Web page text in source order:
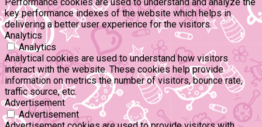
key performance indexes of the website which helps in
delivering a better user experience for the visitors.
Analytics
Analytics
Analytical cookies are used to understand how visitors
interact with the website. These cookies help provide
information on metrics the number of visitors, bounce rate,
traffic source, etc.
Advertisement
Advertisement